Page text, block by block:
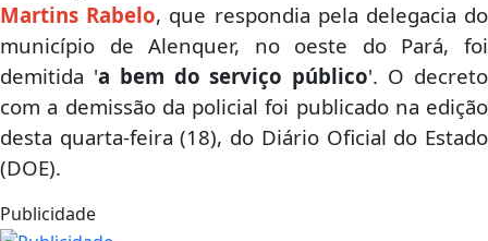
Martins Rabelo, que respondia pela delegacia do
município de Alenquer, no oeste do Pará, foi
demitida 'a bem do serviço público'. O decreto
com a demissão da policial foi publicado na edição
desta quarta-feira (18), do Diário Oficial do Estado
(DOE).
Publicidade